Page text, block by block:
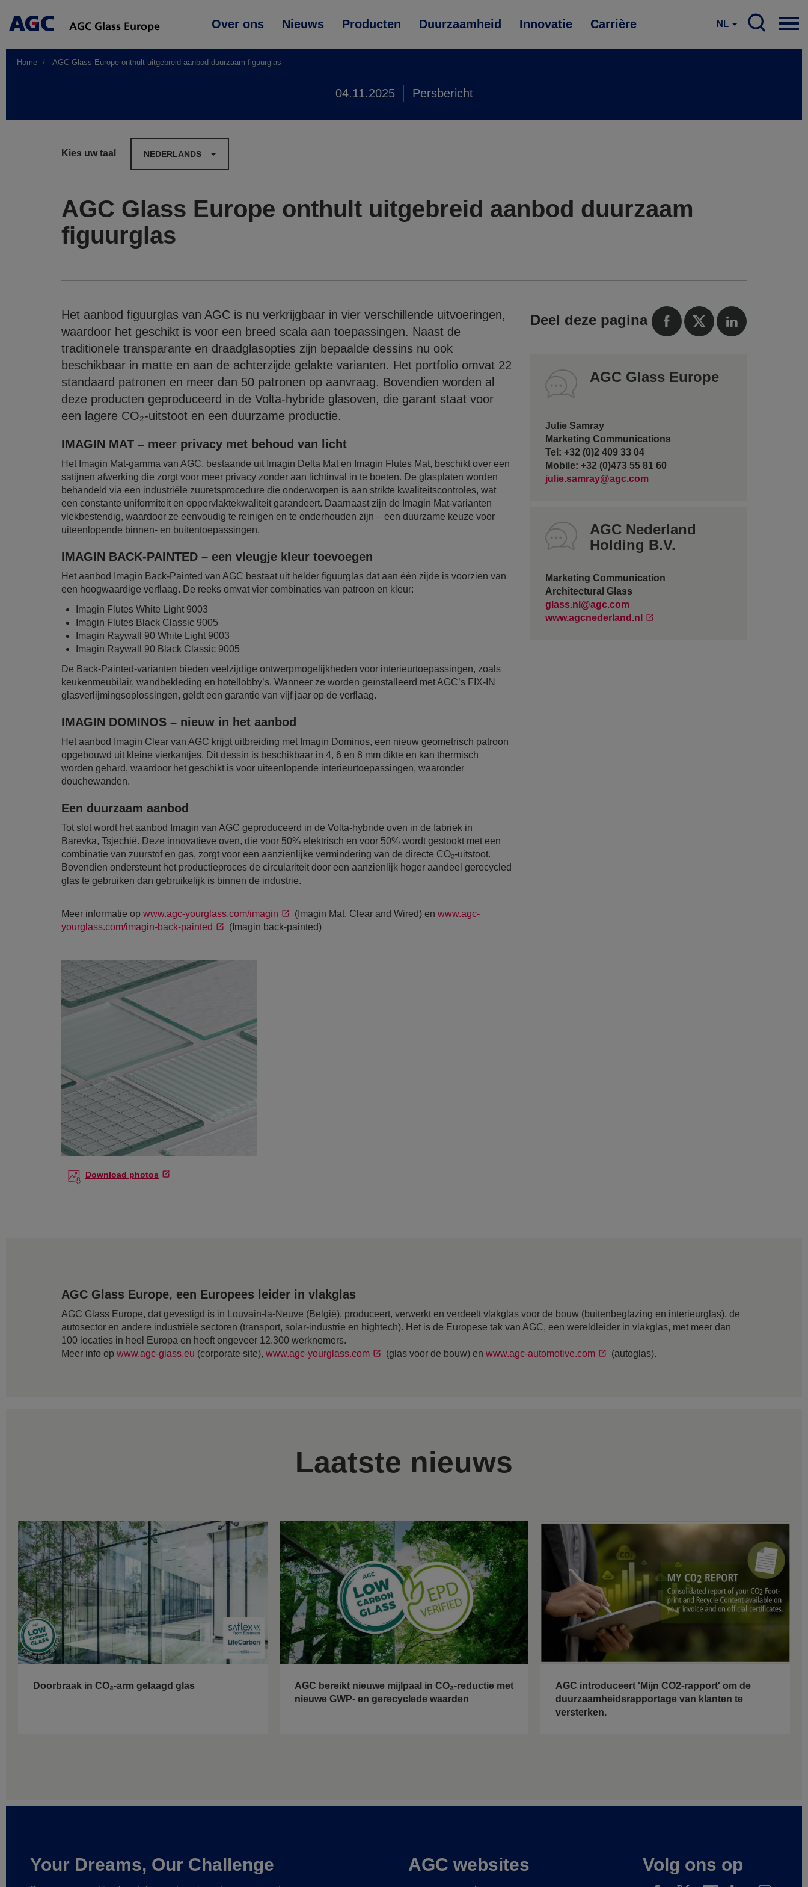
Main
Over ons Nieuws Producten Duurzaamheid Innovatie Carrière NL
Home AGC Glass Europe onthult uitgebreid aanbod duurzaam figuurglas
04.11.2025 Persbericht
Kies uw taal NEDERLANDS
AGC Glass Europe onthult uitgebreid aanbod duurzaam
figuurglas
Het aanbod figuurglas van AGC is nu verkrijgbaar in vier verschillende uitvoeringen,
waardoor het geschikt is voor een breed scala aan toepassingen. Naast de
traditionele transparante en draadglasopties zijn bepaalde dessins nu ook
beschikbaar in matte en aan de achterzijde gelakte varianten. Het portfolio omvat 22
standaard patronen en meer dan 50 patronen op aanvraag. Bovendien worden al
deze producten geproduceerd in de Volta-hybride glasoven, die garant staat voor
een lagere CO₂-uitstoot en een duurzame productie.
IMAGIN MAT – meer privacy met behoud van licht
Het Imagin Mat-gamma van AGC, bestaande uit Imagin Delta Mat en Imagin Flutes Mat, beschikt over een
satijnen afwerking die zorgt voor meer privacy zonder aan lichtinval in te boeten. De glasplaten worden
behandeld via een industriële zuuretsprocedure die onderworpen is aan strikte kwaliteitscontroles, wat
een constante uniformiteit en oppervlaktekwaliteit garandeert. Daarnaast zijn de Imagin Mat-varianten
vlekbestendig, waardoor ze eenvoudig te reinigen en te onderhouden zijn – een duurzame keuze voor
uiteenlopende binnen- en buitentoepassingen.
IMAGIN BACK-PAINTED – een vleugje kleur toevoegen
Het aanbod Imagin Back-Painted van AGC bestaat uit helder figuurglas dat aan één zijde is voorzien van
een hoogwaardige verflaag. De reeks omvat vier combinaties van patroon en kleur:
Imagin Flutes White Light 9003
Imagin Flutes Black Classic 9005
Imagin Raywall 90 White Light 9003
Imagin Raywall 90 Black Classic 9005
De Back-Painted-varianten bieden veelzijdige ontwerpmogelijkheden voor interieurtoepassingen, zoals
keukenmeubilair, wandbekleding en hotellobby’s. Wanneer ze worden geïnstalleerd met AGC’s FIX-IN
glasverlijmingsoplossingen, geldt een garantie van vijf jaar op de verflaag.
IMAGIN DOMINOS – nieuw in het aanbod
Het aanbod Imagin Clear van AGC krijgt uitbreiding met Imagin Dominos, een nieuw geometrisch patroon
opgebouwd uit kleine vierkantjes. Dit dessin is beschikbaar in 4, 6 en 8 mm dikte en kan thermisch
worden gehard, waardoor het geschikt is voor uiteenlopende interieurtoepassingen, waaronder
douchewanden.
Een duurzaam aanbod
Tot slot wordt het aanbod Imagin van AGC geproduceerd in de Volta-hybride oven in de fabriek in
Barevka, Tsjechië. Deze innovatieve oven, die voor 50% elektrisch en voor 50% wordt gestookt met een
combinatie van zuurstof en gas, zorgt voor een aanzienlijke vermindering van de directe CO₂-uitstoot.
Bovendien ondersteunt het productieproces de circulariteit door een aanzienlijk hoger aandeel gerecycled
glas te gebruiken dan gebruikelijk is binnen de industrie.
Meer informatie op www.agc-yourglass.com/imagin (Imagin Mat, Clear and Wired) en www.agc-
yourglass.com/imagin-back-painted
(Imagin back-painted)
Download photos
Deel deze pagina
AGC Glass Europe
Julie Samray
Marketing Communications
Tel: +32 (0)2 409 33 04
Mobile: +32 (0)473 55 81 60
julie.samray@agc.com
AGC Nederland
Holding B.V.
Marketing Communication
Architectural Glass
glass.nl@agc.com
www.agcnederland.nl
AGC Glass Europe, een Europees leider in vlakglas
AGC Glass Europe, dat gevestigd is in Louvain-la-Neuve (België), produceert, verwerkt en verdeelt vlakglas voor de bouw (buitenbeglazing en interieurglas), de
autosector en andere industriële sectoren (transport, solar-industrie en hightech). Het is de Europese tak van AGC, een wereldleider in vlakglas, met meer dan
100 locaties in heel Europa en heeft ongeveer 12.300 werknemers.
Meer info op www.agc-glass.eu (corporate site), www.agc-yourglass.com (glas voor de bouw) en www.agc-automotive.com (autoglas).
Laatste nieuws
Doorbraak in CO₂-arm gelaagd glas
AGC bereikt nieuwe mijlpaal in CO₂-reductie met
nieuwe GWP- en gerecyclede waarden
AGC introduceert 'Mijn CO2-rapport' om de
duurzaamheidsrapportage van klanten te
versterken.
Your Dreams, Our Challenge AGC websites Volg ons op